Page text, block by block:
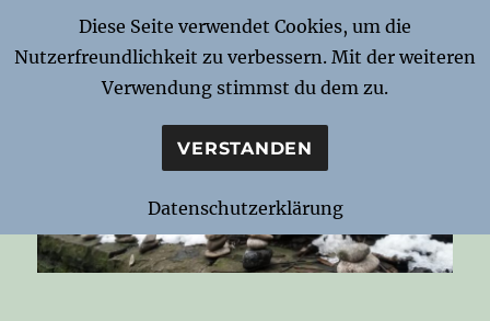
Notizen zur Nacht
Diese Seite verwendet Cookies, um die
Nutzerfreundlichkeit zu verbessern. Mit der weiteren
Verwendung stimmst du dem zu.
VERSTANDEN
Datenschutzerklärung